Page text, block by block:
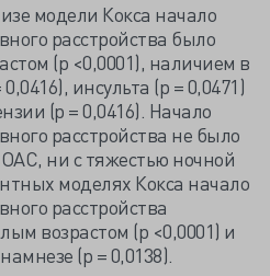
модели Кокса начало
расстройства было
(p <0,0001), наличием в
инсульта (p = 0,0471)
(p = 0,0416). Начало
расстройства не было
ни с тяжестью ночной
моделях Кокса начало
расстройства
возрастом (p <0,0001) и
(p = 0,0138).